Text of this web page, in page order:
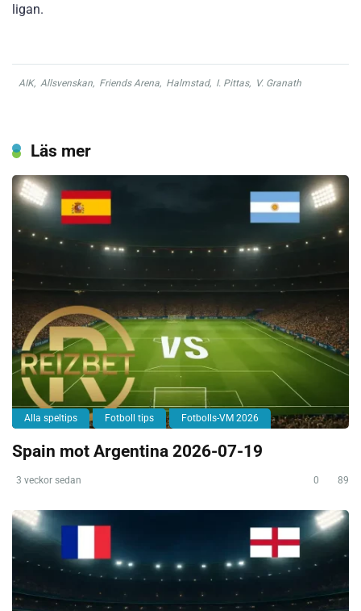
ligan.
AIK, Allsvenskan, Friends Arena, Halmstad, I. Pittas, V. Granath
Läs mer
Alla speltips Fotboll tips Fotbolls-VM 2026
Spain mot Argentina 2026-07-19
3 veckor sedan 0 89